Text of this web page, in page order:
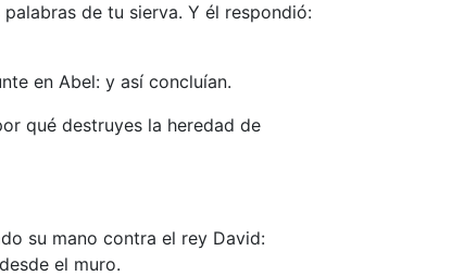
de tu sierva. Y él respondió:
en Abel: y así concluían.
qué destruyes la heredad de
su mano contra el rey David:
el muro.